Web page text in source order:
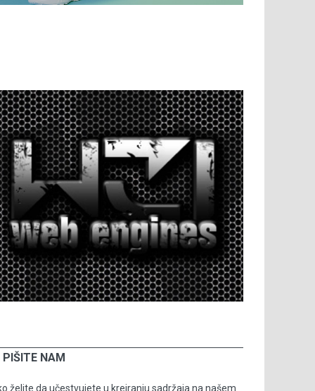
PIŠITE NAM
želite da učestvujete u kreiranju sadržaja na našem